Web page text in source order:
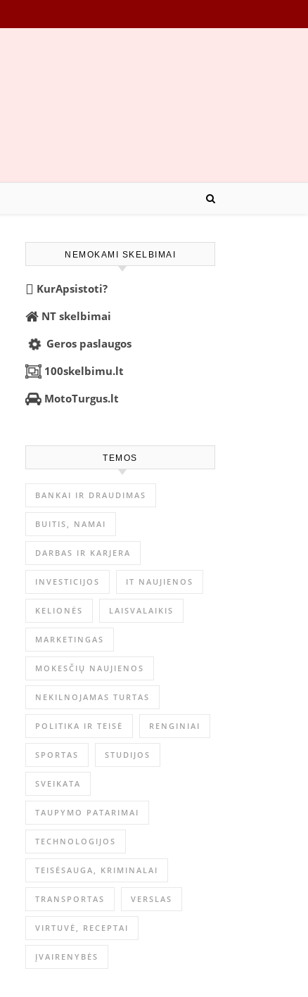
NEMOKAMI SKELBIMAI
KurApsistoti?
NT skelbimai
Geros paslaugos
100skelbimu.lt
MotoTurgus.lt
TEMOS
BANKAI IR DRAUDIMAS
BUITIS, NAMAI
DARBAS IR KARJERA
INVESTICIJOS IT NAUJIENOS
KELIONĖS LAISVALAIKIS
MARKETINGAS
MOKESČIŲ NAUJIENOS
NEKILNOJAMAS TURTAS
POLITIKA IR TEISĖ RENGINIAI
SPORTAS STUDIJOS
SVEIKATA
TAUPYMO PATARIMAI
TECHNOLOGIJOS
TEISĖSAUGA, KRIMINALAI
TRANSPORTAS VERSLAS
VIRTUVĖ, RECEPTAI
ĮVAIRENYBĖS